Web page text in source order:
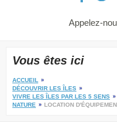
Appelez-
Vous êtes ici
ACCUEIL
DÉCOUVRIR LES ÎLES
VIVRE LES ÎLES PAR LES 5 SENS
NATURE
LOCATION